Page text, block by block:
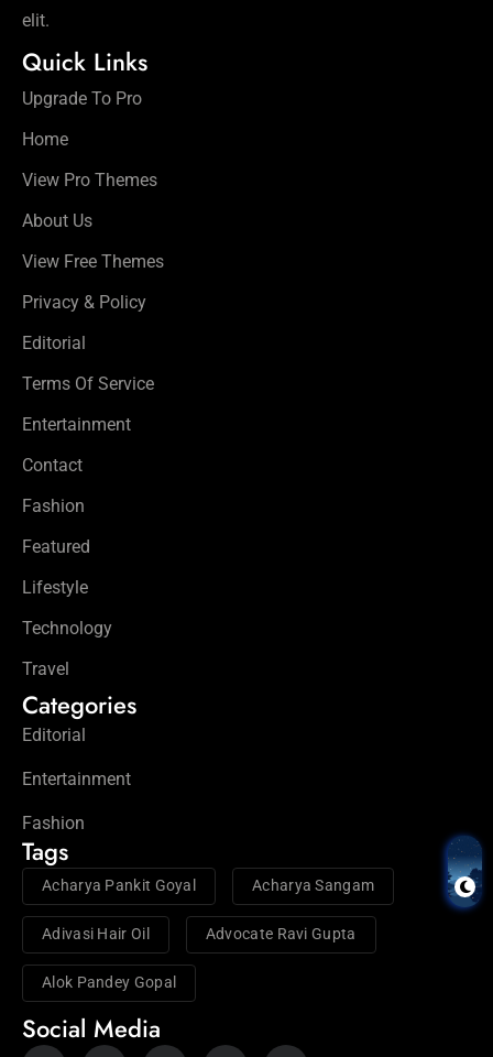
elit.
Quick Links
Upgrade To Pro
Home
View Pro Themes
About Us
View Free Themes
Privacy & Policy
Editorial
Terms Of Service
Entertainment
Contact
Fashion
Featured
Lifestyle
Technology
Travel
Categories
Editorial
Entertainment
Fashion
Tags
Acharya Pankit Goyal Acharya Sangam
Adivasi Hair Oil Advocate Ravi Gupta
Alok Pandey Gopal
Social Media